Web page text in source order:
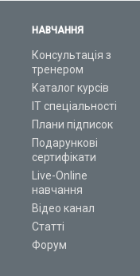
НАВЧАННЯ
Консультація з
тренером
Каталог курсів
ІТ спеціальності
Плани підписок
Подарункові
сертифікати
Live-Online
навчання
Відео канал
Статті
Форум